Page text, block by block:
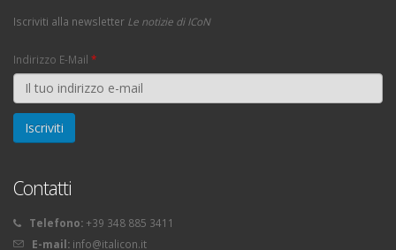
Iscriviti alla newsletter Le notizie di ICoN
Indirizzo E-Mail *
Contatti
Telefono: +39 348 885 3411
E-mail: info@italicon.it